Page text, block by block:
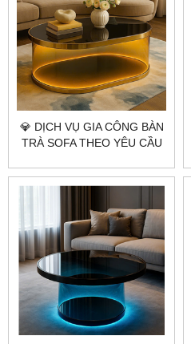
💎​​​​​​​ DỊCH VỤ GIA CÔNG BÀN
TRÀ SOFA THEO YÊU CẦU
AURORA HỒNG ÁNH KIM
ÁNH SÁNG